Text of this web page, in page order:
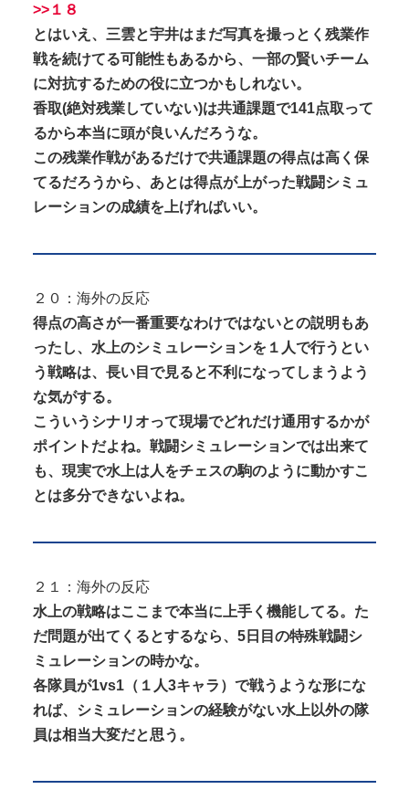
>>１８
とはいえ、三雲と宇井はまだ写真を撮っとく残業作
戦を続けてる可能性もあるから、一部の賢いチーム
に対抗するための役に立つかもしれない。
香取(絶対残業していない)は共通課題で141点取って
るから本当に頭が良いんだろうな。
この残業作戦があるだけで共通課題の得点は高く保
てるだろうから、あとは得点が上がった戦闘シミュ
レーションの成績を上げればいい。
２０：海外の反応
得点の高さが一番重要なわけではないとの説明もあ
ったし、水上のシミュレーションを１人で行うとい
う戦略は、長い目で見ると不利になってしまうよう
な気がする。
こういうシナリオって現場でどれだけ通用するかが
ポイントだよね。戦闘シミュレーションでは出来て
も、現実で水上は人をチェスの駒のように動かすこ
とは多分できないよね。
２１：海外の反応
水上の戦略はここまで本当に上手く機能してる。た
だ問題が出てくるとするなら、5日目の特殊戦闘シ
ミュレーションの時かな。
各隊員が1vs1（１人3キャラ）で戦うような形にな
れば、シミュレーションの経験がない水上以外の隊
員は相当大変だと思う。